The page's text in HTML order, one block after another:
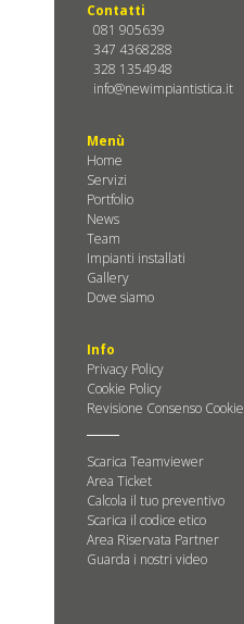
Contatti
081 905639
347 4368288
328 1354948
info@newimpiantistica.it
Menù
Home
Servizi
Portfolio
News
Team
Impianti installati
Gallery
Dove siamo
Info
Privacy Policy
Cookie Policy
Revisione Consenso Cookie
Scarica Teamviewer
Area Ticket
Calcola il tuo preventivo
Scarica il codice etico
Area Riservata Partner
Guarda i nostri video